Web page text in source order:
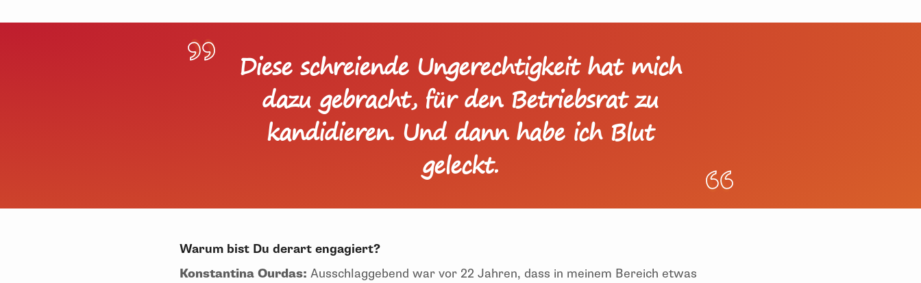
Diese schreiende Ungerechtigkeit hat mich
dazu gebracht, für den Betriebsrat zu
kandidieren. Und dann habe ich Blut
geleckt.
Warum bist Du derart engagiert?
Konstantina Ourdas: Ausschlaggebend war vor 22 Jahren, dass in meinem Bereich etwas